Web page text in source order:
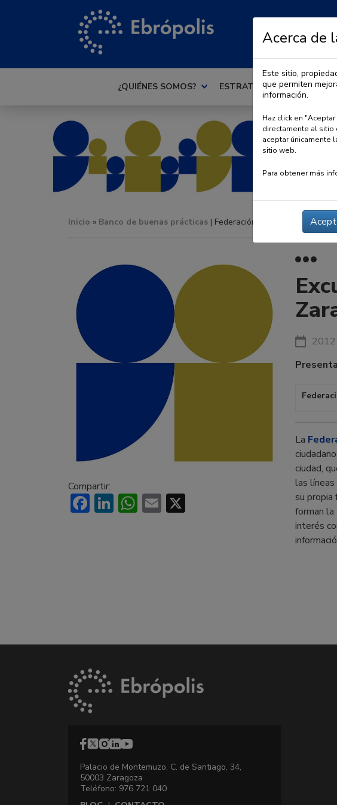
¿QUIÉNES SOMOS? ESTRATEGIA
Inicio » Banco de buenas prácticas | Federación Aragonesa de
Compartir:
Facebook
LinkedIn
WhatsApp
Email
2012
La
ciudad,
las
su propia
forman
interés
Palacio de Montemuzo, C. de Santiago, 34,
50003 Zaragoza
Teléfono: 976 721 040
Acerca de
Este sitio,
que permiten
información.
Haz click en
directamente al sitio
aceptar únicamente
sitio web.
Para obtener más